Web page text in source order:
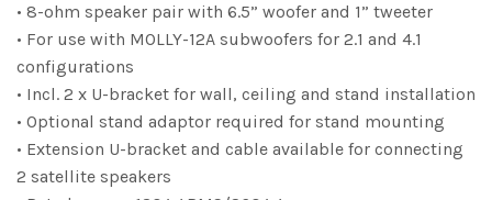
• 8-ohm speaker pair with 6.5” woofer and 1” tweeter
• For use with MOLLY-12A subwoofers for 2.1 and 4.1
configurations
• Incl. 2 x U-bracket for wall, ceiling and stand installation
• Optional stand adaptor required for stand mounting
• Extension U-bracket and cable available for connecting
2 satellite speakers